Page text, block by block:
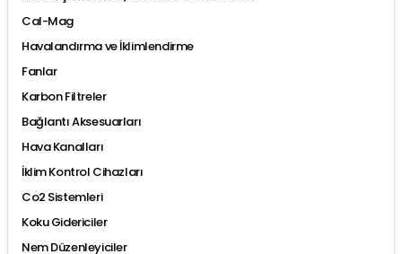
Cal-Mag
Havalandırma ve İklimlendirme
Fanlar
Karbon Filtreler
Bağlantı Aksesuarları
Hava Kanalları
İklim Kontrol Cihazları
Co2 Sistemleri
Koku Gidericiler
Nem Düzenleyiciler